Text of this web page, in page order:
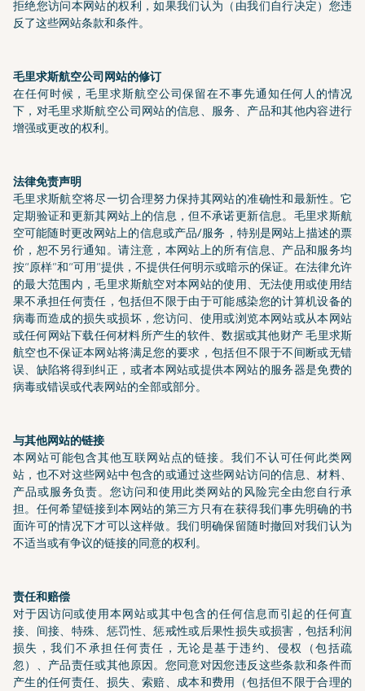
拒绝您访问本网站的权利，如果我们认为（由我们自行决定）您违
反了这些网站条款和条件。
毛里求斯航空公司网站的修订
在任何时候，毛里求斯航空公司保留在不事先通知任何人的情况
下，对毛里求斯航空公司网站的信息、服务、产品和其他内容进行
增强或更改的权利。
法律免责声明
毛里求斯航空将尽一切合理努力保持其网站的准确性和最新性。它
定期验证和更新其网站上的信息，但不承诺更新信息。毛里求斯航
空可能随时更改网站上的信息或产品/服务，特别是网站上描述的票
价，恕不另行通知。请注意，本网站上的所有信息、产品和服务均
按“原样”和“可用”提供，不提供任何明示或暗示的保证。在法律允许
的最大范围内，毛里求斯航空对本网站的使用、无法使用或使用结
果不承担任何责任，包括但不限于由于可能感染您的计算机设备的
病毒而造成的损失或损坏，您访问、使用或浏览本网站或从本网站
或任何网站下载任何材料所产生的软件、数据或其他财产 毛里求斯
航空也不保证本网站将满足您的要求，包括但不限于不间断或无错
误、缺陷将得到纠正，或者本网站或提供本网站的服务器是免费的
病毒或错误或代表网站的全部或部分。
与其他网站的链接
本网站可能包含其他互联网站点的链接。我们不认可任何此类网
站，也不对这些网站中包含的或通过这些网站访问的信息、材料、
产品或服务负责。您访问和使用此类网站的风险完全由您自行承
担。任何希望链接到本网站的第三方只有在获得我们事先明确的书
面许可的情况下才可以这样做。我们明确保留随时撤回对我们认为
不适当或有争议的链接的同意的权利。
责任和赔偿
对于因访问或使用本网站或其中包含的任何信息而引起的任何直
接、间接、特殊、惩罚性、惩戒性或后果性损失或损害，包括利润
损失，我们不承担任何责任，无论是基于违约、侵权（包括疏
忽）、产品责任或其他原因。您同意对因您违反这些条款和条件而
产生的任何责任、损失、索赔、成本和费用（包括但不限于合理的